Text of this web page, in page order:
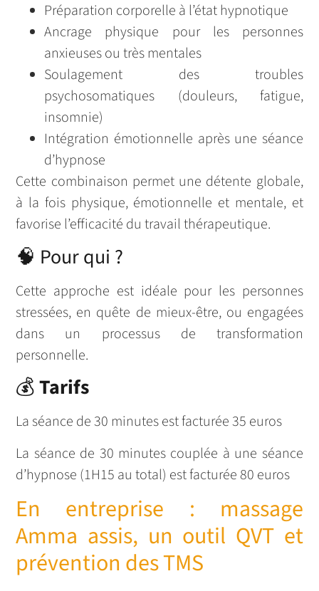
Préparation corporelle à l’état hypnotique
Ancrage physique pour les personnes
anxieuses ou très mentales
Soulagement des troubles
psychosomatiques (douleurs, fatigue,
insomnie)
Intégration émotionnelle après une séance
d’hypnose
Cette combinaison permet une détente globale,
à la fois physique, émotionnelle et mentale, et
favorise l’efficacité du travail thérapeutique.
🧠 Pour qui ?
Cette approche est idéale pour les personnes
stressées, en quête de mieux-être, ou engagées
dans un processus de transformation
personnelle.
💰Tarifs
La séance de 30 minutes est facturée 35 euros
La séance de 30 minutes couplée à une séance
d’hypnose (1H15 au total) est facturée 80 euros
En entreprise : massage
Amma assis, un outil QVT et
prévention des TMS